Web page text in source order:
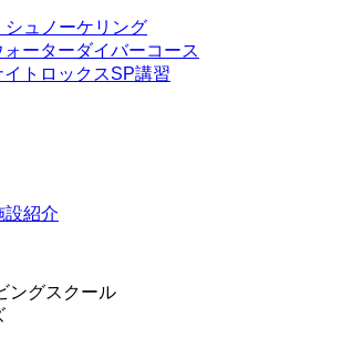
ングスクール